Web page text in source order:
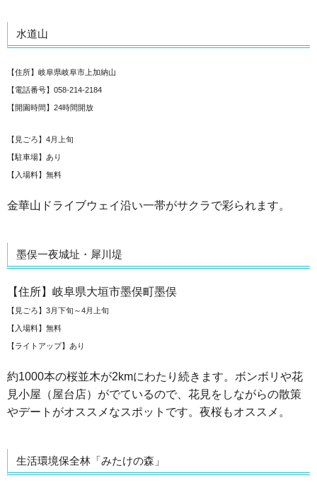
水道山
【住所】岐阜県岐阜市上加納山
【電話番号】058-214-2184
【開園時間】24時間開放
【見ごろ】4月上旬
【駐車場】あり
【入場料】無料
金華山ドライブウェイ沿い一帯がサクラで彩られます。
墨俣一夜城址・犀川堤
【住所】岐阜県大垣市墨俣町墨俣
【見ごろ】3月下旬～4月上旬
【入場料】無料
【ライトアップ】あり
約1000本の桜並木が2kmにわたり続きます。ボンボリや花
見小屋（屋台店）がでているので、花見をしながらの散策
やデートがオススメなスポットです。夜桜もオススメ。
生活環境保全林「みたけの森」